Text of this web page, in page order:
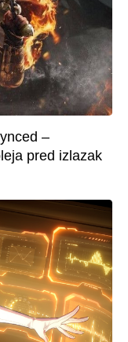
–
pred izlazak